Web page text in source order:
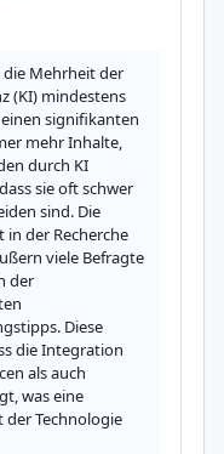
die Mehrheit der
(KI) mindestens
signifikanten
mehr Inhalte,
durch KI
sie oft schwer
sind. Die
der Recherche
viele Befragte
der
Diese
die Integration
als auch
was eine
der Technologie